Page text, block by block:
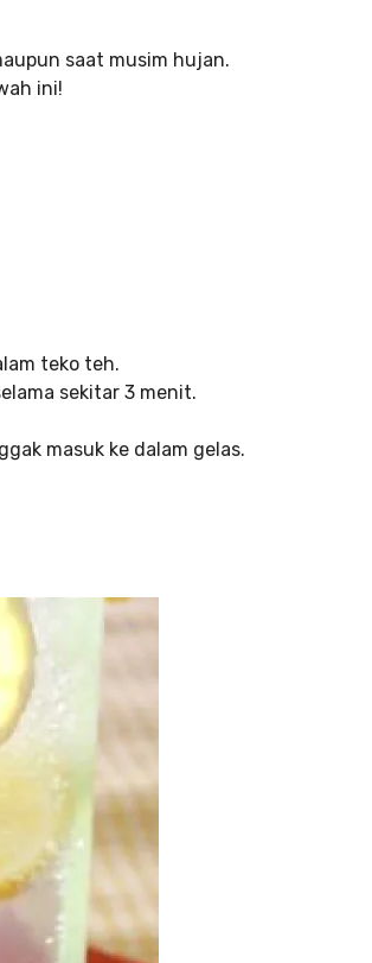
saat musim hujan.
ini!
teko teh.
sekitar 3 menit.
masuk ke dalam gelas.